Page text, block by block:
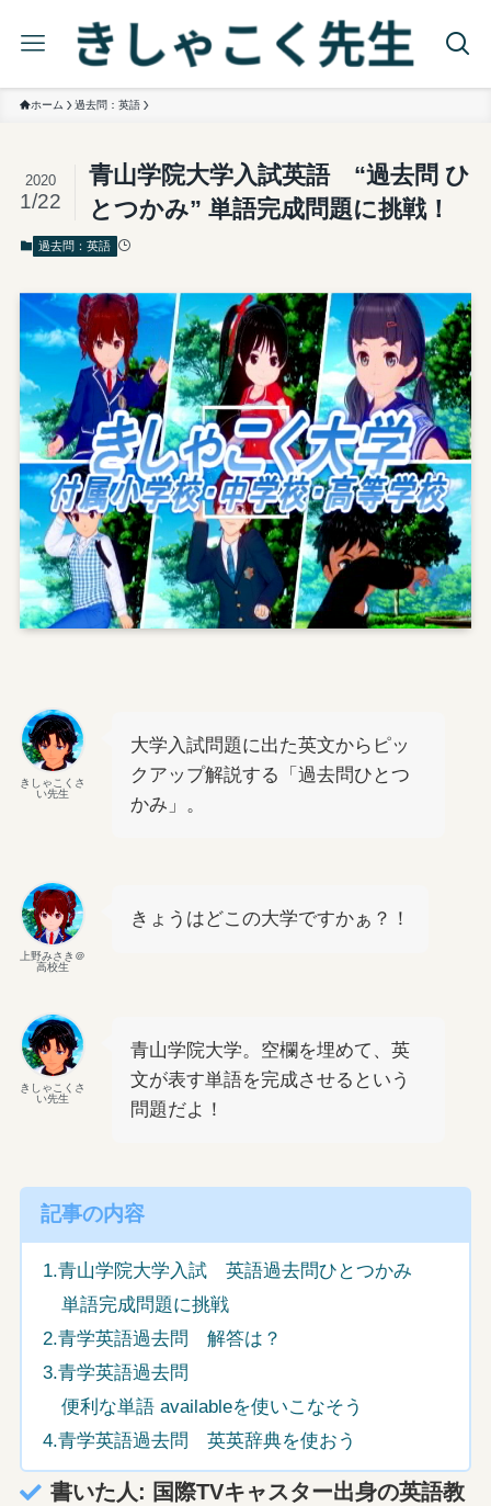
ホーム 過去問：英語
青山学院大学入試英語 “過去問 ひ
とつかみ” 単語完成問題に挑戦！
2020
1/22
過去問：英語
きしゃこくさ
い先生
大学入試問題に出た英文からピッ
クアップ解説する「過去問ひとつ
かみ」。
上野みさき＠
高校生
きょうはどこの大学ですかぁ？！
きしゃこくさ
い先生
青山学院大学。空欄を埋めて、英
文が表す単語を完成させるという
問題だよ！
記事の内容
1.青山学院大学入試 英語過去問ひとつかみ
単語完成問題に挑戦
2.青学英語過去問 解答は？
3.青学英語過去問
便利な単語 availableを使いこなそう
4.青学英語過去問 英英辞典を使おう
書いた人: 国際TVキャスター出身の英語教